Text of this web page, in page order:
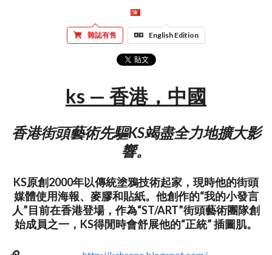
雜誌有售 English Edition
ks — 香港，中國
香港街頭藝術先驅KS竭盡全力地擴大影
響。
KS原創2000年以傳統塗鴉技術起家，現時他的街頭
媒體使用海報、麥膠和貼紙。他創作的“我的小發言
人”目前在香港登場，作為“ST/ART”街頭藝術團隊創
始成員之一，KS得閒時會舒展他的“正統” 插圖肌。